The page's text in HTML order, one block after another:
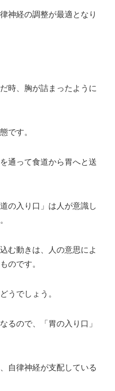
神経の調整が最適となり
時、胸が詰まったように
です。
通って食道から胃へと送
の入り口」は人が意識し
む動きは、人の意思によ
のです。
うでしょう。
るので、「胃の入り口」
自律神経が支配している